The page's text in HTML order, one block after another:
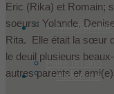
Condoléances
Faire un don
Nos
Produits
Historique
Eric (Rika) et Romain;
soeurs: Yolande,
Rita. Elle était la sœur
le deuil plusieurs
autres parents et